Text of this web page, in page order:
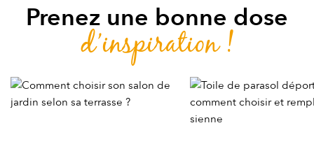
Prenez une bonne dose
d’inspiration !